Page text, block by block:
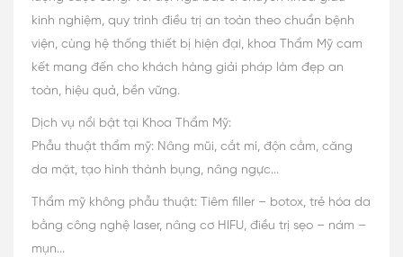
kinh nghiệm, quy trình điều trị an toàn theo chuẩn bệnh
viện, cùng hệ thống thiết bị hiện đại, khoa Thẩm Mỹ cam
kết mang đến cho khách hàng giải pháp làm đẹp an
toàn, hiệu quả, bền vững.
Dịch vụ nổi bật tại Khoa Thẩm Mỹ:
Phẫu thuật thẩm mỹ: Nâng mũi, cắt mí, độn cằm, căng
da mặt, tạo hình thành bụng, nâng ngực...
Thẩm mỹ không phẫu thuật: Tiêm filler – botox, trẻ hóa da
bằng công nghệ laser, nâng cơ HIFU, điều trị sẹo – nám –
mụn...